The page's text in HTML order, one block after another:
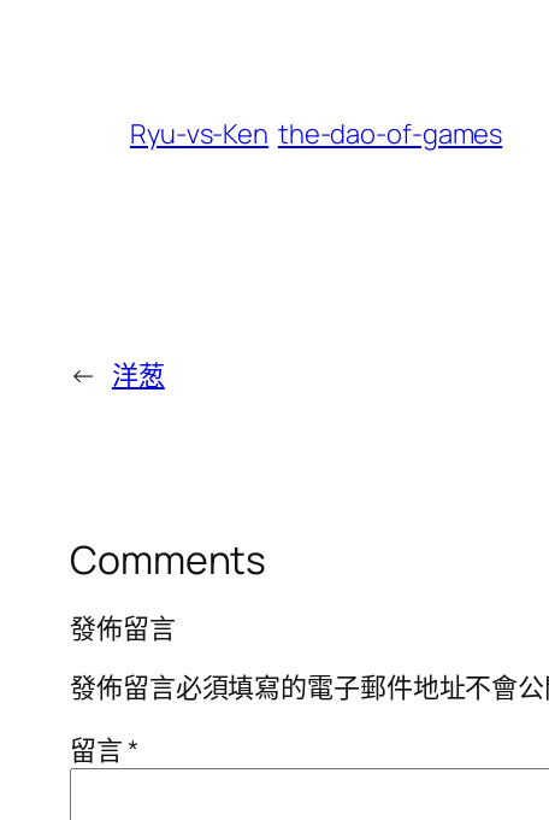
Ryu-vs-Ken the-dao-of-games
← 洋葱
Comments
發佈留言
發佈留言必須填寫的電子郵件地址不會公
留言*